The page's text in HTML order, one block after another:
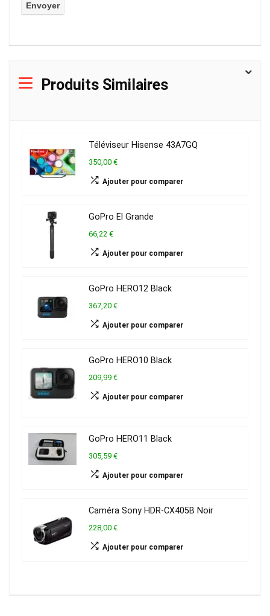
Produits Similaires
Téléviseur Hisense 43A7GQ
350,00 €
Ajouter pour comparer
GoPro El Grande
66,22 €
Ajouter pour comparer
GoPro HERO12 Black
367,20 €
Ajouter pour comparer
GoPro HERO10 Black
209,99 €
Ajouter pour comparer
GoPro HERO11 Black
305,59 €
Ajouter pour comparer
Caméra Sony HDR-CX405B Noir
228,00 €
Ajouter pour comparer